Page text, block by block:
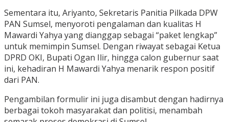
Sementara itu, Ariyanto, Sekretaris Panitia Pilkada DPW
PAN Sumsel, menyoroti pengalaman dan kualitas H
Mawardi Yahya yang dianggap sebagai “paket lengkap”
untuk memimpin Sumsel. Dengan riwayat sebagai Ketua
DPRD OKI, Bupati Ogan Ilir, hingga calon gubernur saat
ini, kehadiran H Mawardi Yahya menarik respon positif
dari PAN.
Pengambilan formulir ini juga disambut dengan hadirnya
berbagai tokoh masyarakat dan politisi, menambah